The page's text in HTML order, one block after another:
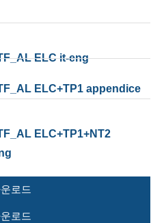
ELC it-eng
ELC+TP1 appendice
ELC+TP1+NT2
로드
로드